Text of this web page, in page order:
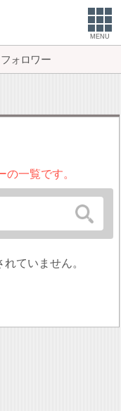
MENU
フォロワー
一覧です。
ていません。